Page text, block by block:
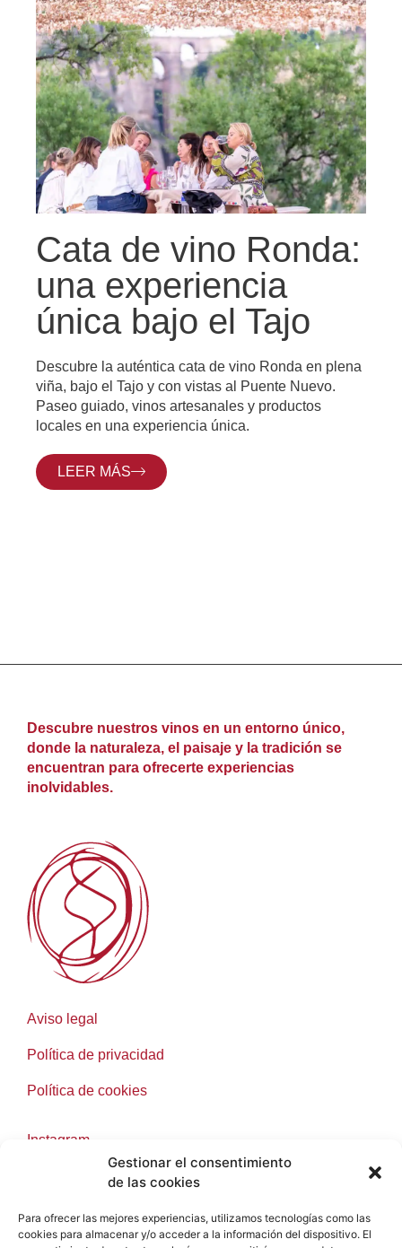
Gestionar el consentimiento
de las cookies
Para ofrecer las mejores experiencias, utilizamos tecnologías como las
cookies para almacenar y/o acceder a la información del dispositivo. El
Cata de vino Ronda:
una experiencia
única bajo el Tajo
Descubre la auténtica cata de vino Ronda en plena
viña, bajo el Tajo y con vistas al Puente Nuevo.
Paseo guiado, vinos artesanales y productos
locales en una experiencia única.
LEER MÁS
Descubre nuestros vinos en un entorno único,
donde la naturaleza, el paisaje y la tradición se
encuentran para ofrecerte experiencias
inolvidables.
Aviso legal
Política de privacidad
Política de cookies
Instagram